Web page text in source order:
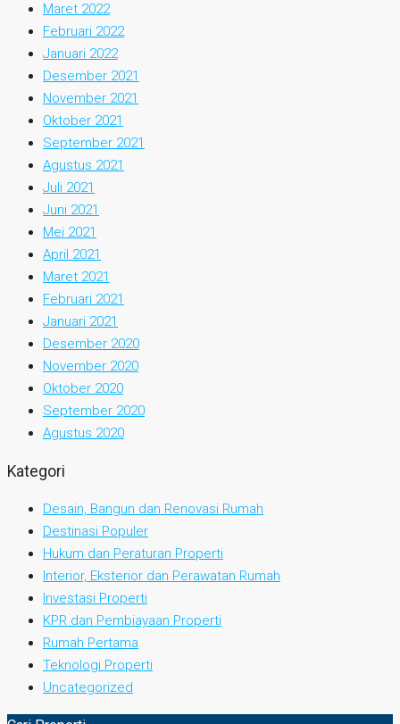
Maret 2022
Februari 2022
Januari 2022
Desember 2021
November 2021
Oktober 2021
September 2021
Agustus 2021
Juli 2021
Juni 2021
Mei 2021
April 2021
Maret 2021
Februari 2021
Januari 2021
Desember 2020
November 2020
Oktober 2020
September 2020
Agustus 2020
Kategori
Desain, Bangun dan Renovasi Rumah
Destinasi Populer
Hukum dan Peraturan Properti
Interior, Eksterior dan Perawatan Rumah
Investasi Properti
KPR dan Pembiayaan Properti
Rumah Pertama
Teknologi Properti
Uncategorized